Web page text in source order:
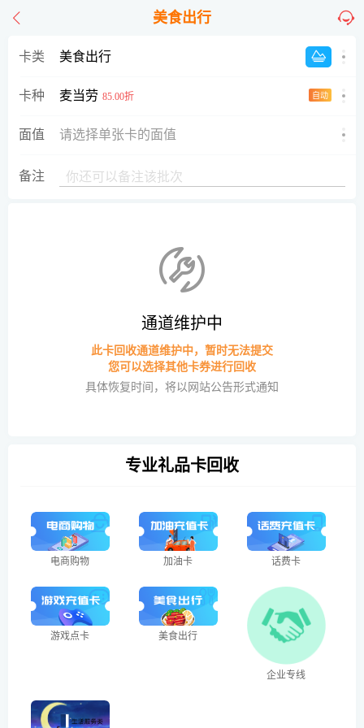
美食出行
卡类 美食出行
卡种 麦当劳 自动
85.00折
面值 请选择单张卡的面值
备注
通道维护中
此卡回收通道维护中，暂时无法提交
您可以选择其他卡券进行回收
具体恢复时间，将以网站公告形式通知
专业礼品卡回收
电商购物 加油卡 话费卡
游戏点卡 美食出行
企业专线